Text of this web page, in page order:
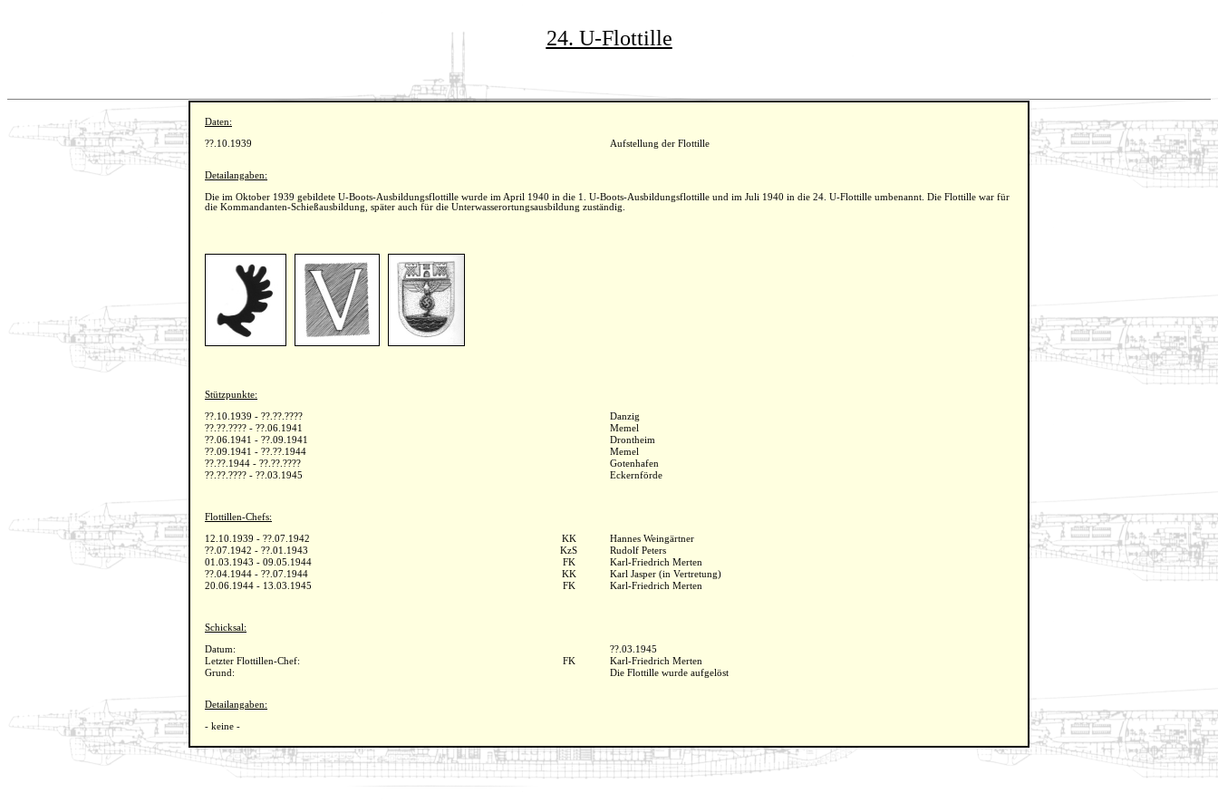
24. U-Flottille
Daten:
??.10.1939 Aufstellung der Flottille
Detailangaben:
Die im Oktober 1939 gebildete U-Boots-Ausbildungsflottille wurde im April 1940 in die 1. U-Boots-Ausbildungsflottille und im Juli 1940 in die 24. U-Flottille umbenannt. Die Flottille war für
die Kommandanten-Schießausbildung, später auch für die Unterwasserortungsausbildung zuständig.
Stützpunkte:
??.10.1939 - ??.??.????
Danzig
??.??.???? - ??.06.1941
Memel
??.06.1941 - ??.09.1941
Drontheim
??.09.1941 - ??.??.1944
Memel
??.??.1944 - ??.??.????
Gotenhafen
??.??.???? - ??.03.1945
Eckernförde
Flottillen-Chefs:
12.10.1939 - ??.07.1942 KK
Hannes Weingärtner
??.07.1942 - ??.01.1943
KzS
Rudolf Peters
01.03.1943 - 09.05.1944
FK
Karl-Friedrich Merten
??.04.1944 - ??.07.1944
KK
Karl Jasper (in Vertretung)
20.06.1944 - 13.03.1945
FK Karl-Friedrich Merten
Schicksal:
Datum:
??.03.1945
Letzter Flottillen-Chef:
FK
Karl-Friedrich Merten
Grund:
Die Flottille wurde aufgelöst
Detailangaben:
- keine -